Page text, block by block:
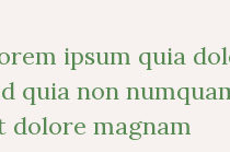
ipsum quia
quia non
magnam